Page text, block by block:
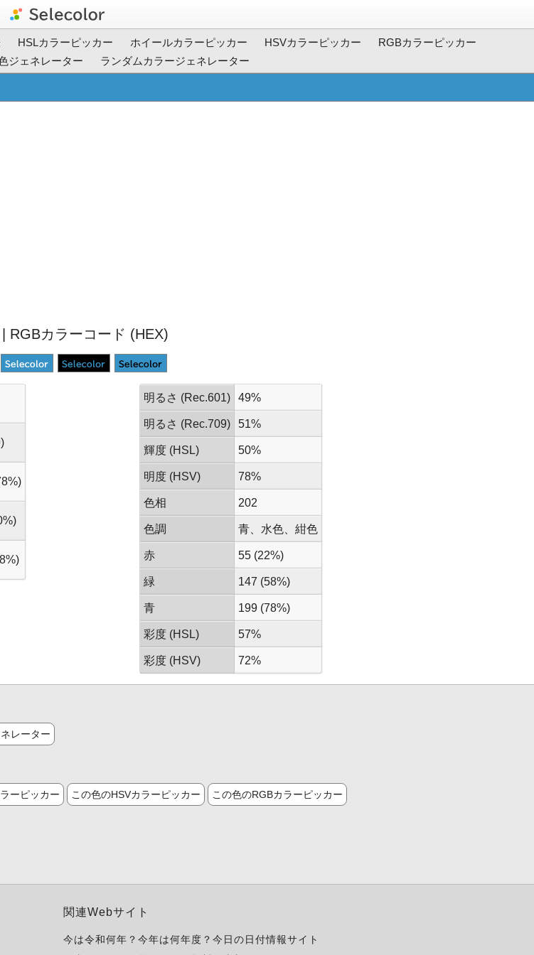
HSLカラーピッカー ホイールカラーピッカー HSVカラーピッカー
RGBカラーピッカー
ジェネレーター ランダムカラージェネレーター
RGBカラーコード (HEX)
明るさ (Rec.601) 49%
明るさ (Rec.709) 51%
輝度 (HSL) 50%
明度 (HSV) 78%
色相 202
色調 青、水色、紺色
赤 55 (22%)
緑 147 (58%)
青 199 (78%)
彩度 (HSL) 57%
彩度 (HSV) 72%
レーター
ーピッカー この色のHSVカラーピッカー この色のRGBカラーピッカー
関連Webサイト
今は令和何年？今年は何年度？今日の日付情報サイト